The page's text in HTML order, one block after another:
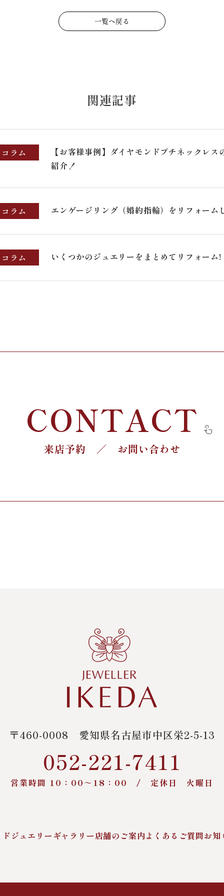
一覧へ戻る
関連記事
コラム
【お客様事例】ダイヤモンドプチネックレ
紹介！
コラム エンゲージリング（婚約指輪）をリフォーム
コラム いくつかのジュエリーをまとめてリフォーム!
CONTACT
来店予約 ／ お問い合わせ
〒460-0008 愛知県名古屋市中区栄2-5-13
052-221-7411
営業時間 10：00～18：00 / 定休日 火曜日
ジュエリー ギャラリー店舗のご案内よくあるご質問お知